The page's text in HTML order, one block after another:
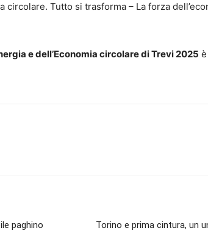
circolare. Tutto si trasforma – La forza
e dell’Economia circolare di Trevi 2025
paghino
Torino e prima cintura, un